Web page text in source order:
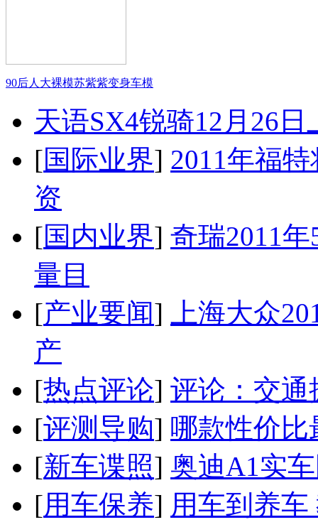
90后人大裸模苏紫紫变身车模
天语SX4锐骑12月26
[国际业界] 2011年福
资
[国内业界] 奇瑞2011
量目
[产业要闻]
上海大众
产
[热点评论] 评论：交通
[评测导购] 哪款性价比
[新车谍照] 奥迪A1实
[用车保养] 用车到养